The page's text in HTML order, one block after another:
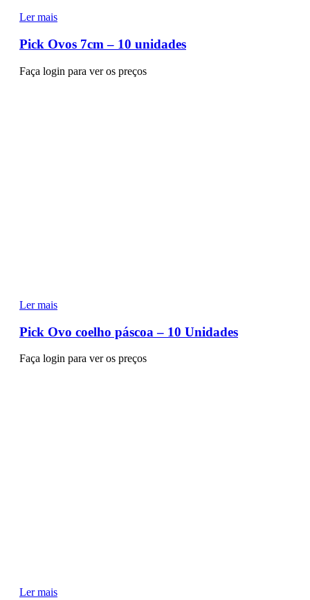
Ler mais
Pick Ovos 7cm – 10 unidades
Faça login para ver os preços
Ler mais
Pick Ovo coelho páscoa – 10 Unidades
Faça login para ver os preços
Ler mais